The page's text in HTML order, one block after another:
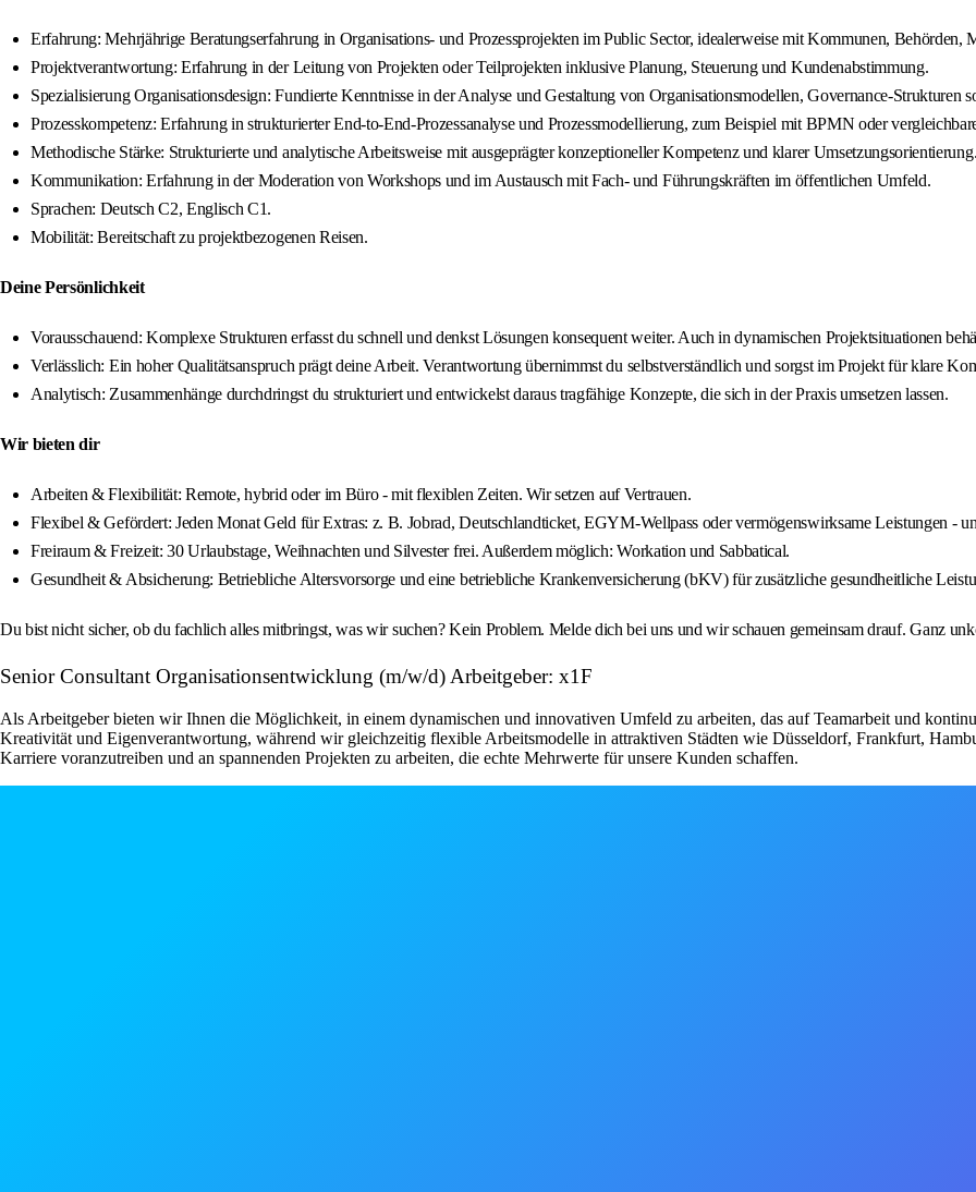
Erfahrung: Mehrjährige Beratungserfahrung in Organisations- und Prozessprojekten im Public Sector, idealerweise mit Kommunen, Behörden,
Projektverantwortung: Erfahrung in der Leitung von Projekten oder Teilprojekten inklusive Planung, Steuerung und Kundenabstimmung.
Spezialisierung Organisationsdesign: Fundierte Kenntnisse in der Analyse und Gestaltung von Organisationsmodellen, Governance-
Prozesskompetenz: Erfahrung in strukturierter End-to-End-Prozessanalyse und Prozessmodellierung, zum Beispiel mit BPMN oder
Methodische Stärke: Strukturierte und analytische Arbeitsweise mit ausgeprägter konzeptioneller Kompetenz und klarer
Kommunikation: Erfahrung in der Moderation von Workshops und im Austausch mit Fach- und Führungskräften im öffentlichen Umfeld.
Sprachen: Deutsch C2, Englisch C1.
Mobilität: Bereitschaft zu projektbezogenen Reisen.
Deine Persönlichkeit
Vorausschauend: Komplexe Strukturen erfasst du schnell und denkst Lösungen konsequent weiter. Auch in dynamischen Projektsituationen
Verlässlich: Ein hoher Qualitätsanspruch prägt deine Arbeit. Verantwortung übernimmst du selbstverständlich und sorgst im Projekt für klare
Analytisch: Zusammenhänge durchdringst du strukturiert und entwickelst daraus tragfähige Konzepte, die sich in der Praxis umsetzen lassen.
Wir bieten dir
Arbeiten & Flexibilität: Remote, hybrid oder im Büro - mit flexiblen Zeiten. Wir setzen auf Vertrauen.
Flexibel & Gefördert: Jeden Monat Geld für Extras: z. B. Jobrad, Deutschlandticket, EGYM-Wellpass oder vermögenswirksame Leistungen -
Freiraum & Freizeit: 30 Urlaubstage, Weihnachten und Silvester frei. Außerdem möglich: Workation und Sabbatical.
Gesundheit & Absicherung: Betriebliche Altersvorsorge und eine betriebliche Krankenversicherung (bKV) für zusätzliche gesundheitliche
Du bist nicht sicher, ob du fachlich alles mitbringst, was wir suchen? Kein Problem. Melde dich bei uns und wir schauen gemeinsam drauf. Ganz
Senior Consultant Organisationsentwicklung (m/w/d) Arbeitgeber: x1F
Als Arbeitgeber bieten wir Ihnen die Möglichkeit, in einem dynamischen und innovativen Umfeld zu arbeiten, das auf Teamarbeit und
Kreativität und Eigenverantwortung, während wir gleichzeitig flexible Arbeitsmodelle in attraktiven Städten wie Düsseldorf, Frankfurt,
Karriere voranzutreiben und an spannenden Projekten zu arbeiten, die echte Mehrwerte für unsere Kunden schaffen.